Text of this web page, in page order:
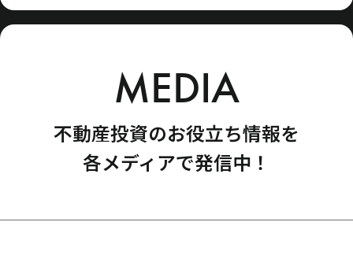
MEDIA
不動産投資のお役立ち情報を
各メディアで発信中！